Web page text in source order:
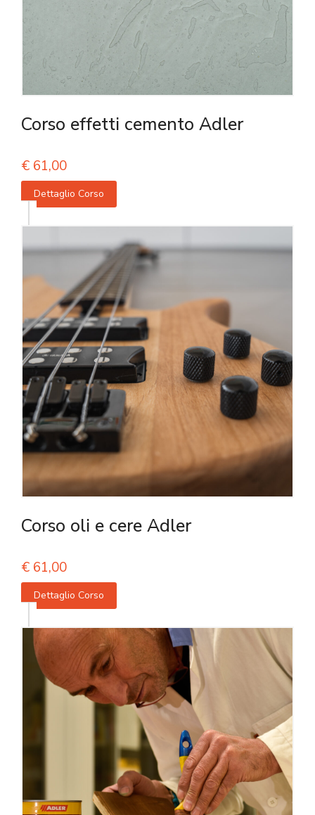
Corso effetti cemento Adler
€ 61,00
Dettaglio Corso
Corso oli e cere Adler
€ 61,00
Dettaglio Corso